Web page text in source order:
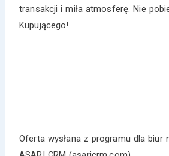
transakcji i miła atmosferę. Nie
Kupującego!
Oferta wysłana z programu dla biur